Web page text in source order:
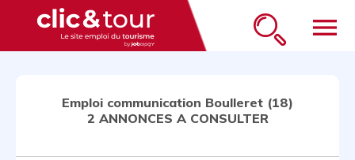
menu
Emploi communication Boulleret (18)
2 ANNONCES A CONSULTER